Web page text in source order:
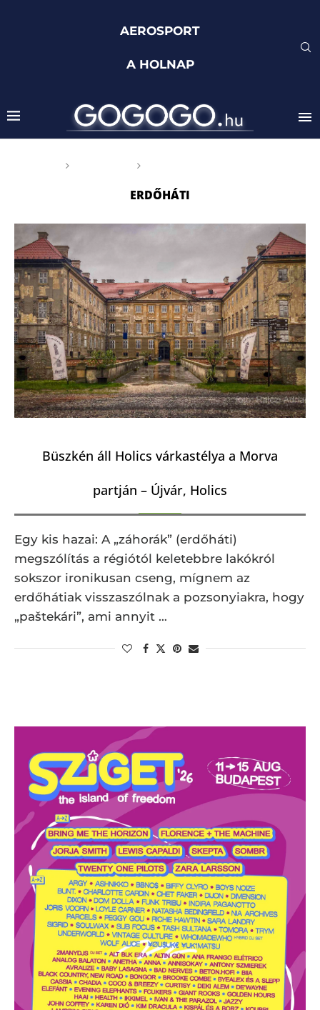
AEROSPORT
A HOLNAP
ERDŐHÁTI
Büszkén áll Holics várkastélya a Morva
partján – Újvár, Holics
Egy kis hazai: A „záhorák” (erdőháti)
megszólítás a régiótól keletebbre lakókról
sokszor ironikusan cseng, mígnem az
erdőhátiak visszaszólnak a pozsonyiakra, hogy
„paštekári”, ami annyit …